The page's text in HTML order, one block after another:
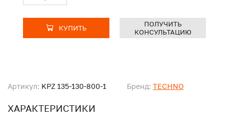
Артикул: KPZ 135-130-800-1 Бренд: TECHNO
ХАРАКТЕРИСТИКИ
КУПИТЬ
ПОЛУЧИТЬ
КОНСУЛЬТАЦИЮ